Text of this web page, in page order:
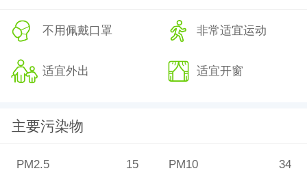
不用佩戴口罩 非常适宜运动
适宜外出 适宜开窗
主要污染物
PM2.5 15 PM10 34